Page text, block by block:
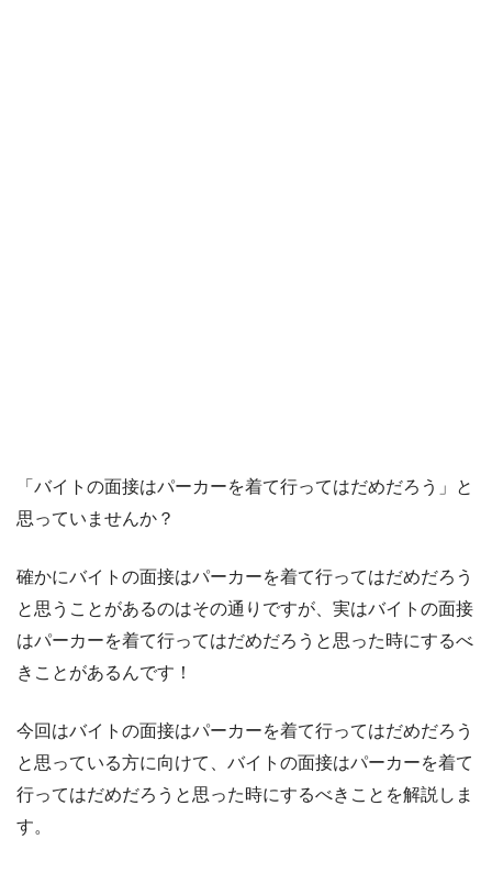
「バイトの面接はパーカーを着て行ってはだめだろう」と
思っていませんか？
確かにバイトの面接はパーカーを着て行ってはだめだろう
と思うことがあるのはその通りですが、実はバイトの面接
はパーカーを着て行ってはだめだろうと思った時にするべ
きことがあるんです！
今回はバイトの面接はパーカーを着て行ってはだめだろう
と思っている方に向けて、バイトの面接はパーカーを着て
行ってはだめだろうと思った時にするべきことを解説しま
す。